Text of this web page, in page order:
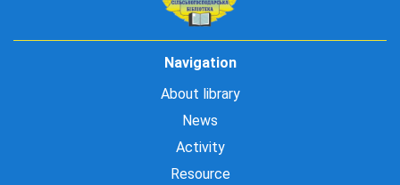
Navigation
About library
News
Activity
Resource